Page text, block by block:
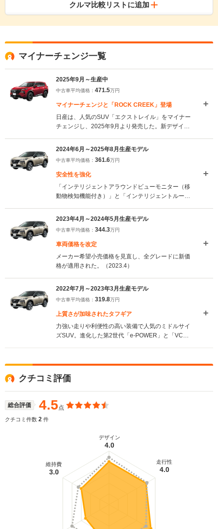
クルマ比較リストに追加
マイナーチェンジ一覧
2025年9月～生産中
中古車平均価格： 471.5万円
マイナーチェンジと「ROCK CREEK」登場
日産は、人気のSUV「エクストレイル」をマイナー
チェンジし、2025年9月より発売した。新デザイン
デイタイムランニングランプを採用し、先進性を強
調。また、内装ではナッパレザーの色合いが変更さ
れ、洗練された印象を与えている。これに加え、
Google搭載の最新NissanConnectインフォテインメ
便性と安全性が向上した。新グレード「ROCK
CREEK」は、アウトドア志向のユーザー向けに、特
別な内外装パーツや防水シートが装備されている。
タフギアイメージの強調と、アウトドアシーンでの
使用にも対応した。またエクストレイルとして初設
も設定され、それぞれ専用の足回りと4WDの「e-
4ORCE」の設定が与えられている。（2025.9）
2024年6月～2025年8月生産モデル
中古車平均価格： 361.6万円
安全性を強化
「インテリジェントアラウンドビューモニター（移
動物検知機能付き）」と「インテリジェントルーム
れた。あわせて、日産オリジナルナビやディスプレ
イオーディオに「インテリジェントアラウンドビュ
ーモニター」の映像を投影可能とするなど、使い勝
手の向上が果たされた。（2024.6）
2023年4月～2024年5月生産モデル
中古車平均価格： 344.3万円
車両価格を改定
メーカー希望小売価格を見直し、全グレードに新価
格が適用された。（2023.4）
2022年7月～2023年3月生産モデル
中古車平均価格： 319.8万円
上質さが加味されたタフギア
力強い走りや利便性の高い装備で人気のミドルサイ
ズSUV。進化した第2世代「e-POWER」と「VCタ
された。エクステリアは、初代から受け継ぐタフな
力強さに、余裕と上質さを感じられるエッセンスが
加えられ、伝統と革新を融合させた「タフギア×上
質」が表現されている。インテリアは、2種類の表示
モードが選択できる、12.3インチの「アドバンスド
ドライブアシストディスプレイ」を採用。クラスト
も充実しており、360度すべての方向の安全を確保
する「360°セーフティーアシスト（全方位運転支援
システム）」が採用された。（2022.7）
クチコミ評価
総合評価 4.5点
クチコミ件数 2 件
デザイン
4.0
走行性
4.0
維持費
3.0